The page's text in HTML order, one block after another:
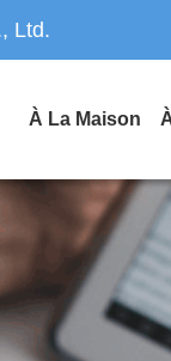
Ltd.
À La Maison